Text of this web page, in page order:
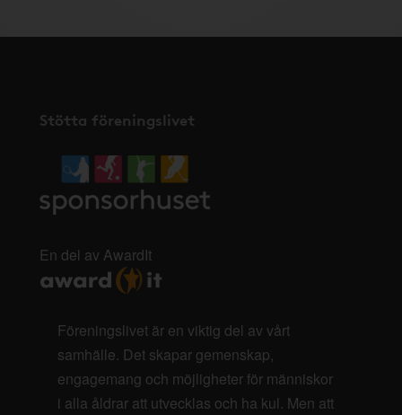
Stötta föreningslivet
En del av AwardIt
Föreningslivet är en viktig del av vårt
samhälle. Det skapar gemenskap,
engagemang och möjligheter för människor
i alla åldrar att utvecklas och ha kul. Men att